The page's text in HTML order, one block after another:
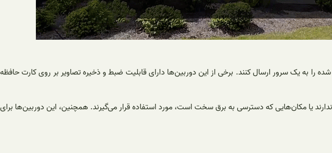
به یک سرور ارسال کنند. برخی از این دوربین‌ها دارای قابلیت ضبط و ذخیره تصاویر بر روی کارت حافظه
یا مکان‌هایی که دسترسی به برق سخت است، مورد استفاده قرار می‌گیرند. همچنین، این دوربین‌ها برای